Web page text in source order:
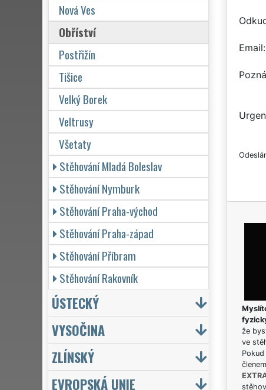
Email
že
ve
Nová Ves
Obříství
Postřižín
Tišice
Velký Borek
Veltrusy
Všetaty
Stěhování Mladá Boleslav
Stěhování Nymburk
Stěhování Praha-východ
Stěhování Praha-západ
Stěhování Příbram
Stěhování Rakovník
ÚSTECKÝ
VYSOČINA
ZLÍNSKÝ
EVROPSKÁ UNIE